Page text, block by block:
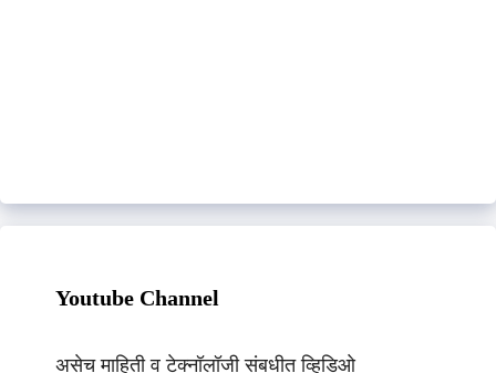
Youtube Channel
असेच माहिती व टेक्नॉलॉजी संबधीत व्हिडिओ